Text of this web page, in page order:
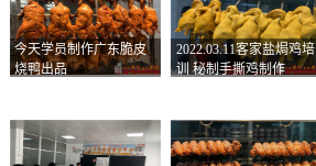
今天学员制作广东脆皮
烧鸭出品
2022.03.11客家盐焗鸡培
训 秘制手撕鸡制作